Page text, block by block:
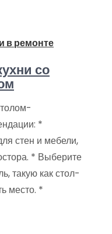
в ремонте
со
*
стен и мебели,
* Выберите
такую как стол-
место. *